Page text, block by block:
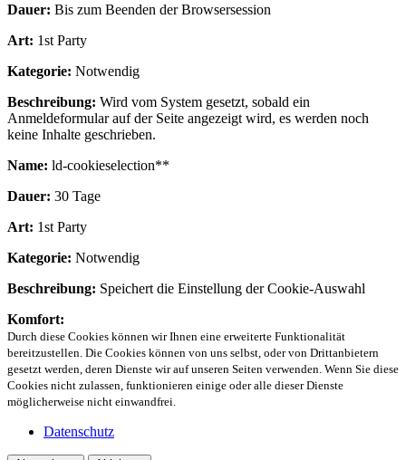
Dauer: Bis zum Beenden der Browsersession
Art: 1st Party
Kategorie: Notwendig
Beschreibung: Wird vom System gesetzt, sobald ein
Anmeldeformular auf der Seite angezeigt wird, es werden noch
keine Inhalte geschrieben.
Name: ld-cookieselection**
Dauer: 30 Tage
Art: 1st Party
Kategorie: Notwendig
Beschreibung: Speichert die Einstellung der Cookie-Auswahl
Komfort:
Durch diese Cookies können wir Ihnen eine erweiterte Funktionalität
bereitzustellen. Die Cookies können von uns selbst, oder von Drittanbietern
gesetzt werden, deren Dienste wir auf unseren Seiten verwenden. Wenn Sie diese
Cookies nicht zulassen, funktionieren einige oder alle dieser Dienste
möglicherweise nicht einwandfrei.
Datenschutz